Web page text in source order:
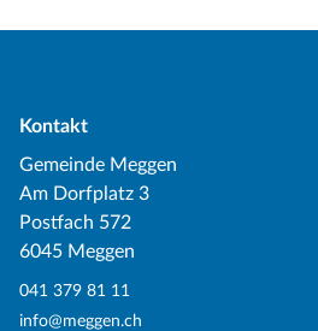
Kontakt
Gemeinde Meggen
Am Dorfplatz 3
Postfach 572
6045 Meggen
041 379 81 11
info@meggen.ch